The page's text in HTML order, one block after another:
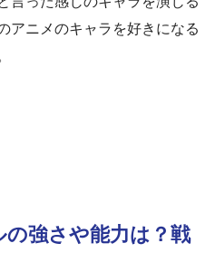
アニメのキャラを好きになる
の強さや能力は？戦